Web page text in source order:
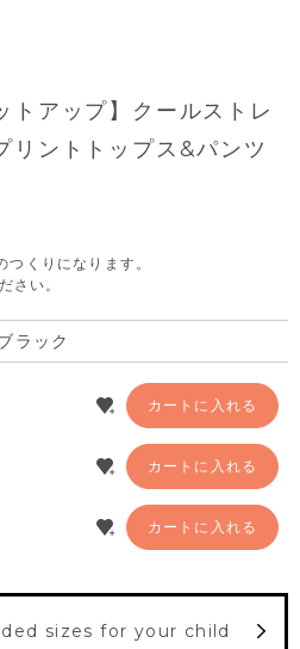
トアップ】クールストレ
リントトップス&パンツ
くりになります。
さい。
ラック
カートに入れる
カートに入れる
カートに入れる
sizes for your child